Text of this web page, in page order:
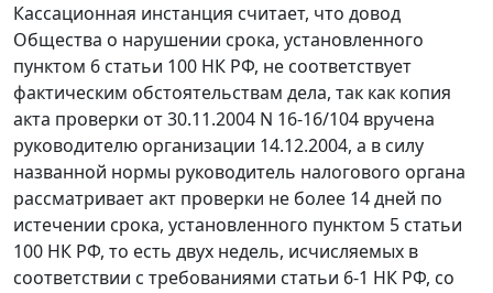
Кассационная инстанция считает, что довод
Общества о нарушении срока, установленного
пунктом 6 статьи 100 НК РФ, не соответствует
фактическим обстоятельствам дела, так как копия
акта проверки от 30.11.2004 N 16-16/104 вручена
руководителю организации 14.12.2004, а в силу
названной нормы руководитель налогового органа
рассматривает акт проверки не более 14 дней по
истечении срока, установленного пунктом 5 статьи
100 НК РФ, то есть двух недель, исчисляемых в
соответствии с требованиями статьи 6-1 НК РФ, со